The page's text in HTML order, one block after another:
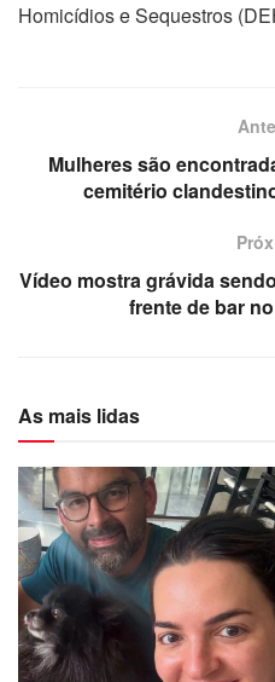
Homicídios e Sequestros
Mulheres são
cemitério
Vídeo mostra grávida
frente de bar
As mais lidas